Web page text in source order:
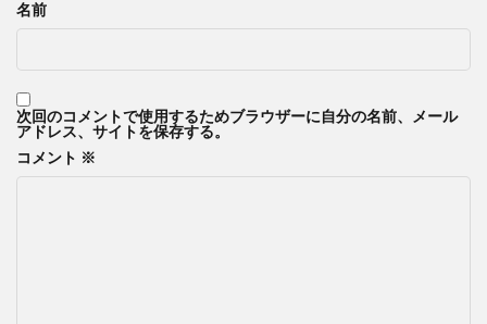
名前
次回のコメントで使用するためブラウザーに自分の名前、メール
アドレス、サイトを保存する。
コメント ※